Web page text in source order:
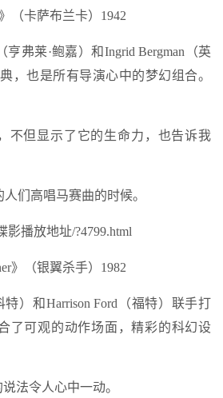
（卡萨布兰卡）1942
亨弗莱·鲍嘉）和Ingrid Bergman（英
，也是所有导演心中的梦幻组合。
不但显示了它的生命力，也告诉我
们高唱马赛曲的时候。
影播放地址/?4799.html
》（银翼杀手）1982
特）和Harrison Ford（福特）联手打
了可观的动作场面，精彩的科幻设
法令人心中一动。